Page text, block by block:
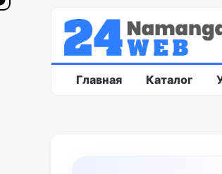
Главная Каталог